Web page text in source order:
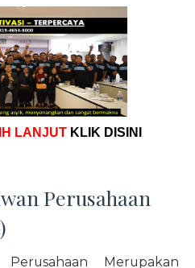
LANJUT KLIK DISINI
Perusahaan
Merupakan